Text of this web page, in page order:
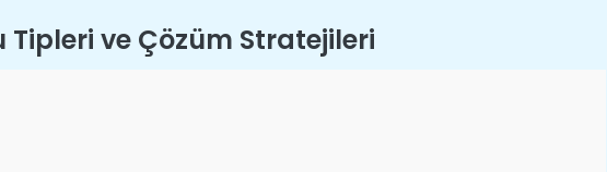
Tipleri ve Çözüm Stratejileri